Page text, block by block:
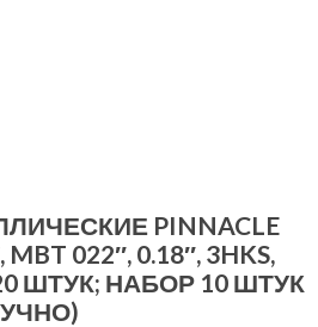
PINNACLE
MBT 022″, 0.18″, 3HKS,
ШТУК; НАБОР 10 ШТУК